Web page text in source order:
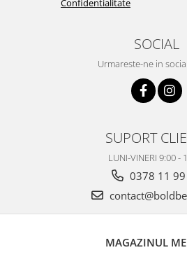
Confidentialitate
SOCIAL
Urmareste-ne in
SUPORT
LUNI-VINERI 9:00 -
0378 11
MAGAZINUL